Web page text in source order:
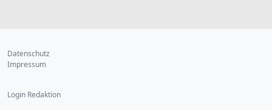
Datenschutz
Impressum
Login Redaktion